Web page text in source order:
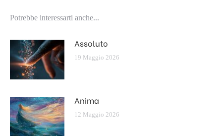
Potrebbe interessarti anche...
Assoluto
19 Maggio 2026
Anima
12 Maggio 2026